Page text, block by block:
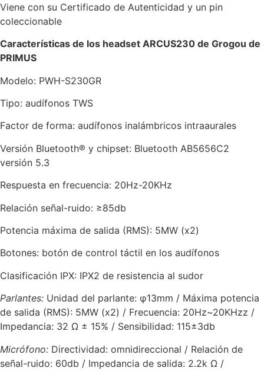
Viene con su Certificado de Autenticidad y un pin
coleccionable
Características de los headset ARCUS230 de Grogou de
PRIMUS
Modelo: PWH-S230GR
Tipo: audífonos TWS
Factor de forma: audífonos inalámbricos intraaurales
Versión Bluetooth® y chipset: Bluetooth AB5656C2
versión 5.3
Respuesta en frecuencia: 20Hz-20KHz
Relación señal-ruido: ≥85db
Potencia máxima de salida (RMS): 5MW (x2)
Botones: botón de control táctil en los audífonos
Clasificación IPX: IPX2 de resistencia al sudor
Parlantes: Unidad del parlante: φ13mm / Máxima potencia
de salida (RMS): 5MW (x2) / Frecuencia: 20Hz~20KHzz /
Impedancia: 32 Ω ± 15% / Sensibilidad: 115±3db
Micrófono: Directividad: omnidireccional / Relación de
señal-ruido: 60db / Impedancia de salida: 2.2k Ω /